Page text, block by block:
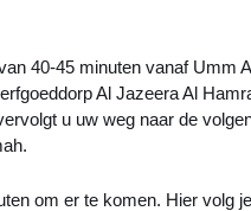
40-45 minuten vanaf Umm
Al Jazeera Al
u uw weg naar de
om er te komen. Hier volg